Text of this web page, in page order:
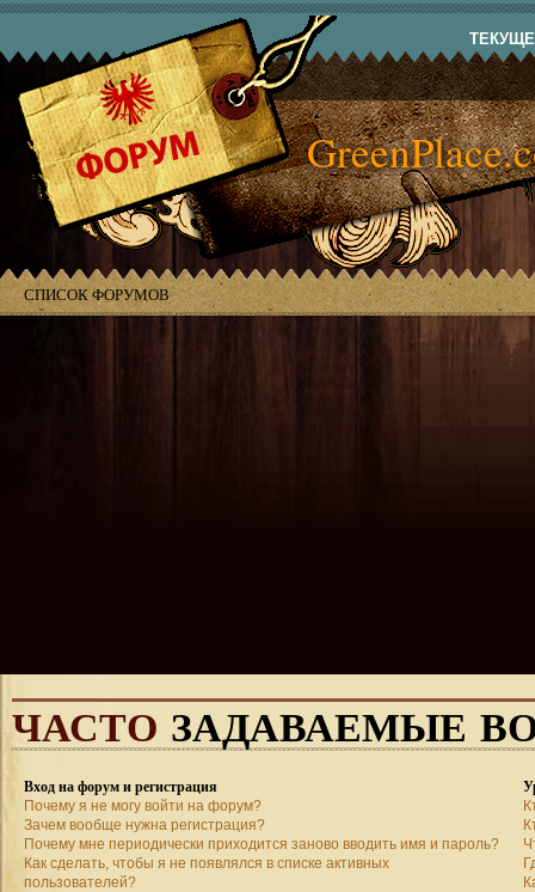
СПИСОК ФОРУМОВ
ЧАСТО ЗАДАВАЕМЫЕ
Вход на форум и регистрация
Почему я не могу войти на форум?
Зачем вообще нужна регистрация?
Почему мне периодически приходится заново вводить имя и пароль?
Как сделать, чтобы я не появлялся в списке активных
пользователей?